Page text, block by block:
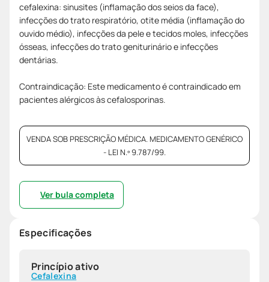
cefalexina: sinusites (inflamação dos seios da face),
infecções do trato respiratório, otite média (inflamação do
ouvido médio), infecções da pele e tecidos moles, infecções
ósseas, infecções do trato geniturinário e infecções
dentárias.
Contraindicação: Este medicamento é contraindicado em
pacientes alérgicos às cefalosporinas.
VENDA SOB PRESCRIÇÃO MÉDICA. MEDICAMENTO GENÉRICO
- LEI N.º 9.787/99.
Ver bula completa
Especificações
Princípio ativo
Cefalexina